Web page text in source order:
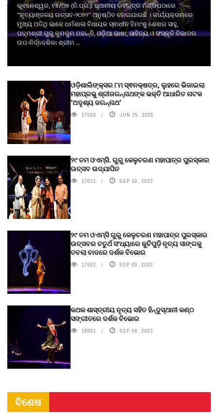
ଭୁବନେଶ୍ୱର, ୧୫/୦୫ (ନି.ପ୍ର.): ସ୍ଥାନୀୟ ରବୀନ୍ଦ୍ର ମଣ୍ଡପଠାରେ
"ନୃତ୍ୟାଞ୍ଜଳୟ ଉତ୍ସବ-୨୦୨୨" ଅନୁଷ୍ଠିତ ହୋଇଯାଇଛି । କାର୍ଯ୍ୟକ୍ରମରେ
ମୁଖ୍ୟ ଅତିଥି ଭାବେ ଧର୍ମଶାଳା ବିଧାୟକ ସ୍ଵାଧୀନ ହିମାଂଶୁ ଶେଖର ସାହୁ,
ପଦ୍ମଶ୍ରୀ ଗୁରୁ କୁମକୁମ ମହାନ୍ତି, ଓଡ଼ିଆ ଭାଷା, ସାହିତ୍ୟ ଓ ସଂସ୍କୃତି ବିଭାଗର
ଉପ-ନିର୍ଦ୍ଦେଶିକା ଶ୍ରୀମ ...
ଓଡ଼ିଶାଲିଙ୍କ୍ସର ୮ମ ସ୍ଵନକ୍ଷତ୍ର, ଲୁହରେ ଭିଜାଇଲା
ମହାପ୍ରଭୁ ଶ୍ରୀଜଗନ୍ନାଥଙ୍କ ଭକ୍ତି ଆଧାରିତ ନାଟକ
‘ଅଦୃଶ୍ୟ ଜଗନ୍ନାଥ‘
17020 JUN 25, 2025
୨୯ ତମ ଓଏମ୍‌ସି. ଗୁରୁ କେଳୁଚରଣ ମହାପାତ୍ର ପୁରସ୍କାର
ଉତ୍ସବ ଉଦ୍‍ଯାପିତ
17631 SEP 10, 2023
୨୯ ତମ ଓଏମ୍‌ସି ଗୁରୁ କେଳୁଚରଣ ମହାପାତ୍ର ପୁରସ୍କାର
ଉତ୍ସବର ଚତୁର୍ଥ ସଂଧ୍ୟାରେ କୁଚିପୁଡ଼ି ନୃତ୍ୟ ସାଙ୍ଗକୁ
ତବଲା ବାଦରେ ଦର୍ଶକ ବିଭୋର
17682 SEP 09, 2023
କଥକ ଶାସ୍ତ୍ରୀୟ ନୃତ୍ୟ ସହିତ ହିନ୍ଦୁସ୍ଥାନୀ କଣ୍ଠ
ସଙ୍ଗୀତରେ ଦର୍ଶକ ବିଭୋର
18081 SEP 06, 2023
ବିଶେଷ